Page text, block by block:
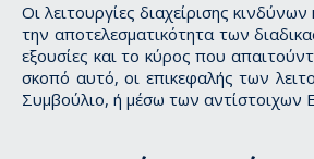
Οι λειτουργίες διαχείρισης
την αποτελεσματικότητα των
εξουσίες και το κύρος που
σκοπό αυτό, οι επικεφαλής των
Συμβούλιο, ή μέσω των αντίστοιχων